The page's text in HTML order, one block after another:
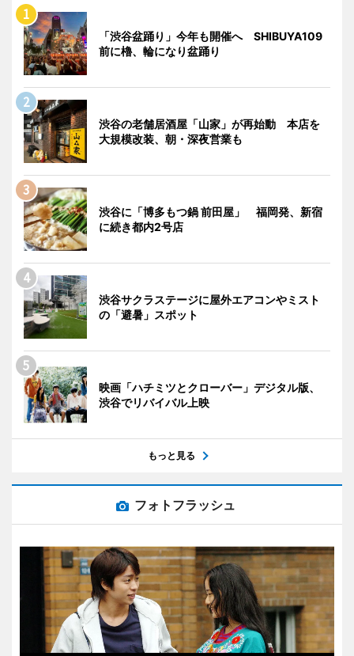
「渋谷盆踊り」今年も開催へ SHIBUYA109
前に櫓、輪になり盆踊り
渋谷の老舗居酒屋「山家」が再始動 本店を
大規模改装、朝・深夜営業も
渋谷に「博多もつ鍋 前田屋」 福岡発、新宿
に続き都内2号店
渋谷サクラステージに屋外エアコンやミスト
の「避暑」スポット
映画「ハチミツとクローバー」デジタル版、
渋谷でリバイバル上映
もっと見る
フォトフラッシュ